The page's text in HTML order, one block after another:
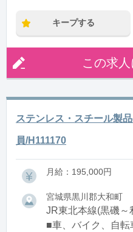
キープする
この求
ステンレス・スチール製
員/H111170
月給：195,000円
宮城県黒川郡大和町
JR東北本線(黒磯～
■車、バイク、自転